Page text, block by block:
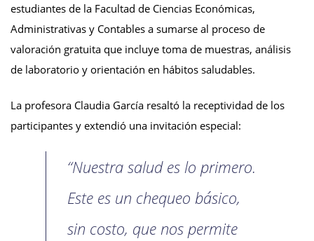
estudiantes de la Facultad de Ciencias Económicas,
Administrativas y Contables a sumarse al proceso de
valoración gratuita que incluye toma de muestras, análisis
de laboratorio y orientación en hábitos saludables.
La profesora Claudia García resaltó la receptividad de los
participantes y extendió una invitación especial:
“Nuestra salud es lo primero.
Este es un chequeo básico,
sin costo, que nos permite